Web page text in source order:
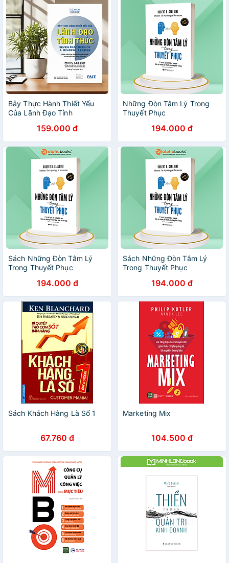
Bảy Thực Hành Thiết Yếu
Của Lãnh Đạo Tỉnh
Mindful Leader) - PACE185
159.000 đ
Những Đòn Tâm Lý Trong
Thuyết Phục
194.000 đ
Sách Những Đòn Tâm Lý
Trong Thuyết Phục
194.000 đ
Sách Những Đòn Tâm Lý
Trong Thuyết Phục
194.000 đ
Sách Khách Hàng Là Số 1
67.760 đ
Marketing Mix
104.500 đ